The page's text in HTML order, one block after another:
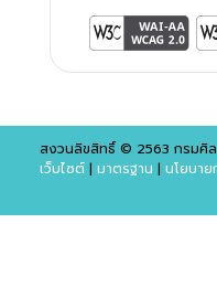
สงวนลิขสิทธิ์ © 2563 กรมศิ
เว็บไซต์| มาตรฐาน | นโยบา